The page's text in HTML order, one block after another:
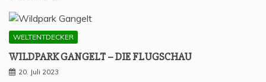
WELTENTDECKER
WILD­PARK GAN­GELT – DIE FLUGSCHAU
20. Juli 2023